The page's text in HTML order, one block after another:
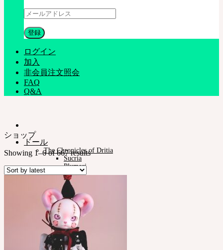
ログイン
加入
非会員注文照会
FAQ
Q&A
ドール
The Chronicles of Dritia
Sucria
Plumori
ドールタイプ
Neor 13
スタイル
アイ
ドレス
ツール
スタンド ㆍバッグ
メイク用品
組立てツール
ショップ
Showing 1–6 of 667 results